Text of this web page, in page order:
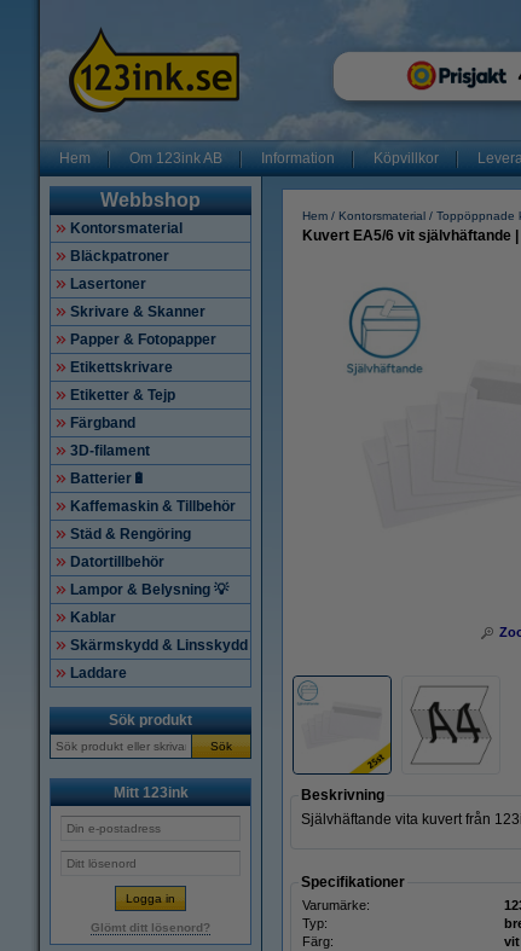
Hem Om 123ink AB Information Köpvillkor
Webbshop
Kontorsmaterial
Bläckpatroner
Lasertoner
Skrivare & Skanner
Papper & Fotopapper
Etikettskrivare
Etiketter & Tejp
Färgband
3D-filament
Batterier🔋
Kaffemaskin & Tillbehör
Städ & Rengöring
Datortillbehör
Lampor & Belysning 💡
Kablar
Skärmskydd & Linsskydd
Laddare
Sök produkt
Sök
Mitt 123ink
Glömt ditt lösenord?
Hem Kontorsmaterial Toppöppnade
Kuvert EA5/6 vit självhäftande
Beskrivning
Självhäftande vita kuvert från
Specifikationer
Varumärke:
Typ:
Färg:
vit